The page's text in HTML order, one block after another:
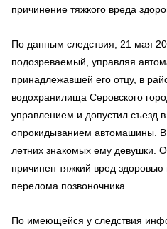
причинение тяжкого вреда
По данным следствия, 21 мая
подозреваемый, управляя
принадлежавшей его отцу, в
водохранилища Серовского
управлением и допустил съезд
опрокидыванием автомашины.
летних знакомых ему девушки.
причинен тяжкий вред
перелома позвоночника.
По имеющейся у следствия